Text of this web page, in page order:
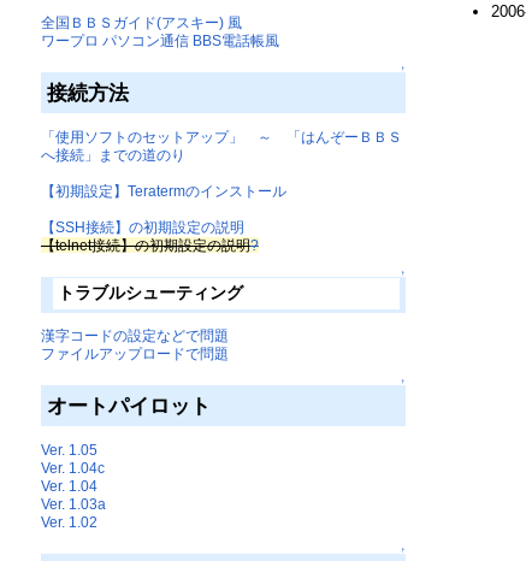
全国ＢＢＳガイド(アスキー) 風
ワープロ パソコン通信 BBS電話帳風
↑
接続方法
「使用ソフトのセットアップ」 ～ 「はんぞーＢＢＳ
へ接続」までの道のり
【初期設定】Teratermのインストール
【SSH接続】の初期設定の説明
【telnet接続】の初期設定の説明?
↑
トラブルシューティング
漢字コードの設定などで問題
ファイルアップロードで問題
↑
オートパイロット
Ver. 1.05
Ver. 1.04c
Ver. 1.04
Ver. 1.03a
Ver. 1.02
↑